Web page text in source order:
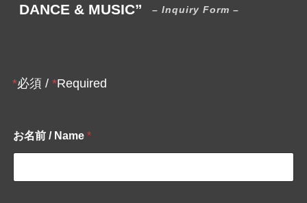
DANCE & MUSIC”
– Inquiry Form –
*必須 / *Required
お名前 / Name *